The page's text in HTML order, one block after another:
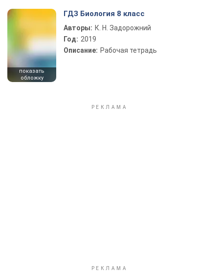
показать
обложку
ГДЗ Биология 8 класс
Авторы: К. Н. Задорожний
Год: 2019
Описание: Рабочая тетрадь